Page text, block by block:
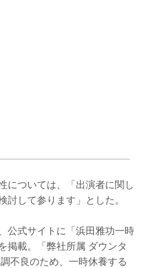
については、「出演者に関し
討して参ります」とした。
公式サイトに「浜田雅功一時
掲載。「弊社所属 ダウンタ
不良のため、一時休養する